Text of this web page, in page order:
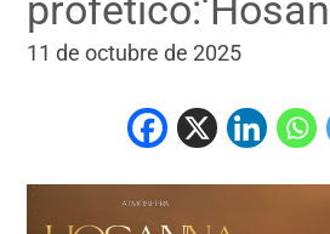
11 de octubre de 2025